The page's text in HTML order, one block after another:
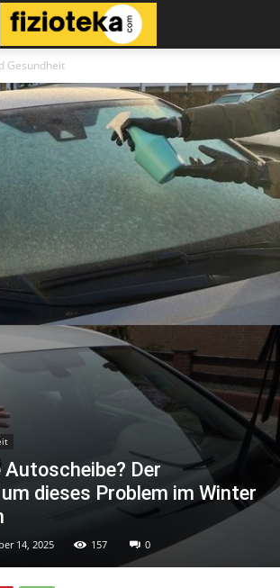
Gesundheit
Autoscheibe? Der
dieses Problem im Winter
14, 2025 157 0